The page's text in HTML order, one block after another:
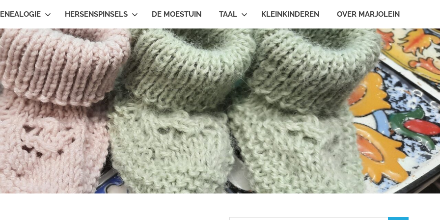
HERSENSPINSELS DE MOESTUIN TAAL KLEINKINDEREN OVER MARJOLEIN